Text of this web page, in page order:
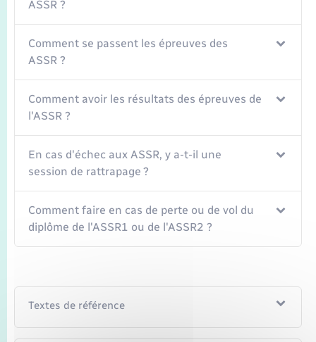
ASSR ?
Comment se passent les épreuves des
ASSR ?
Comment avoir les résultats des épreuves de
l'ASSR ?
En cas d'échec aux ASSR, y a-t-il une
session de rattrapage ?
Comment faire en cas de perte ou de vol du
diplôme de l'ASSR1 ou de l'ASSR2 ?
Textes de référence